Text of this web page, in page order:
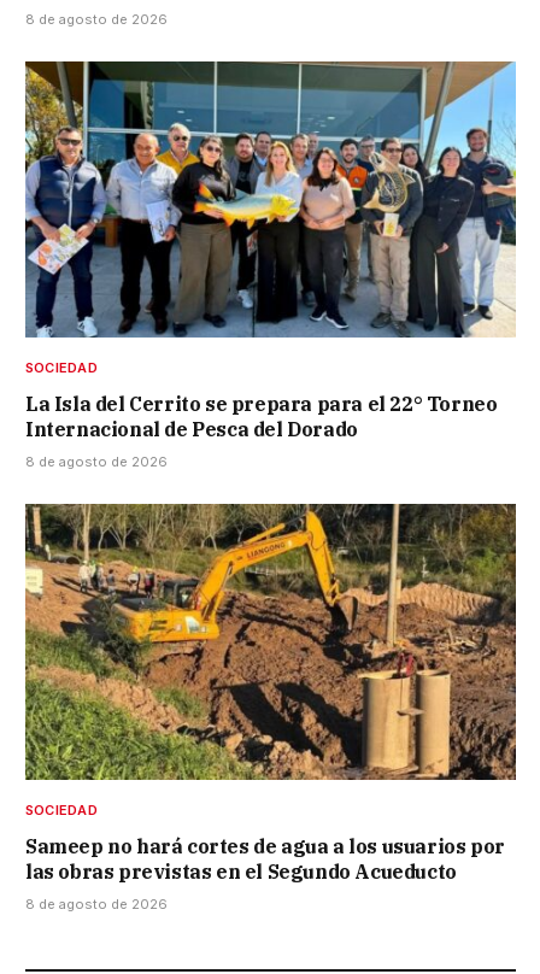
8 de agosto de 2026
SOCIEDAD
La Isla del Cerrito se prepara para el 22° Torneo
Internacional de Pesca del Dorado
8 de agosto de 2026
SOCIEDAD
Sameep no hará cortes de agua a los usuarios por
las obras previstas en el Segundo Acueducto
8 de agosto de 2026